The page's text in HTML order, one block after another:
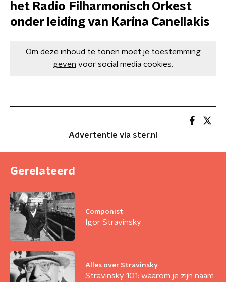
het Radio Filharmonisch Orkest
onder leiding van Karina Canellakis
Om deze inhoud te tonen moet je toestemming
geven voor social media cookies.
Advertentie via ster.nl
Gerelateerd
Componist
Igor Stravinsky
Alles over Stravinsky
Stravinsky 101: waarom je zijn naam